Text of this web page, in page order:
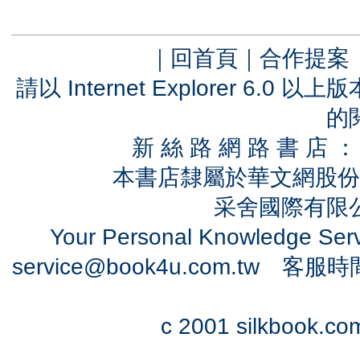
｜ 回首頁 ｜ 合作提案
請以 Internet Explorer 6.0 以上
的
新 絲 路 網 路 書 店
本書店隸屬於華文網股
采舍國際有
Your Personal Knowledge
service@book4u.com.tw客服時
c 2001